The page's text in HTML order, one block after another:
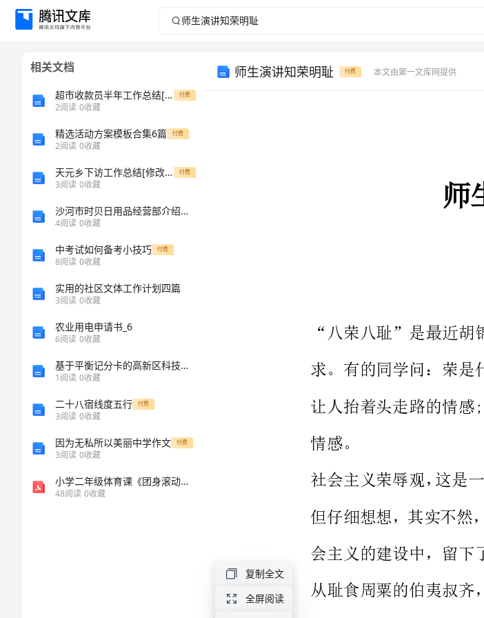
师
相关文档
超市收款员半年工作总结[修改版] 付费
2阅读 0收藏
精选活动方案模板合集6篇 付费
2阅读 0收藏
天元乡下访工作总结[修改版] 付费
3阅读 0收藏
沙河市时贝日用品经营部介绍企业发展分析报告
4阅读 0收藏
中考试如何备考小技巧 付费
8阅读 0收藏
实用的社区文体工作计划四篇
3阅读 0收藏
农业用电申请书_6
6阅读 0收藏
基于平衡记分卡的高新区科技创新能力研究
1阅读 0收藏
二十八宿线度五行 付费
3阅读 0收藏
因为无私所以美丽中学作文 付费
3阅读 0收藏
小学二年级体育课《团身滚动》教案
48阅读 0收藏
师生演讲知荣明耻 付费 本文由第一文库网提供
中华历史上演绎了大数可歌可泣的事迹。
复制全文
全屏阅读